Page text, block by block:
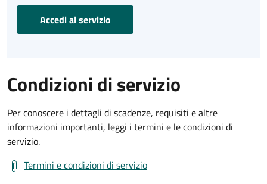
Accedi al servizio
Condizioni di servizio
Per conoscere i dettagli di scadenze, requisiti e altre
informazioni importanti, leggi i termini e le condizioni di
servizio.
Termini e condizioni di servizio